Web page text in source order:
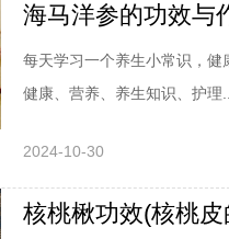
海马洋参的功效与
每天学习一个养生小常识，
健康、营养、养生知识、护理
2024-10-30
核桃楸功效(核桃